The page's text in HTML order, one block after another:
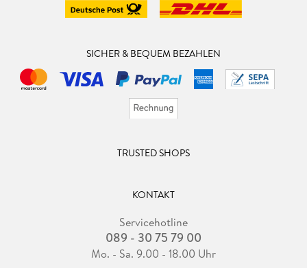
SICHER & BEQUEM BEZAHLEN
TRUSTED SHOPS
KONTAKT
Servicehotline
089 - 30 75 79 00
Mo. - Sa. 9.00 - 18.00 Uhr